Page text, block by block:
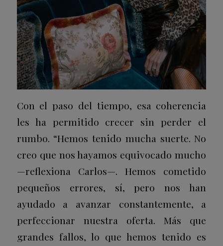
Con el paso del tiempo, esa coherencia
les ha permitido crecer sin perder el
rumbo. “Hemos tenido mucha suerte. No
creo que nos hayamos equivocado mucho
—reflexiona Carlos—. Hemos cometido
pequeños errores, sí, pero nos han
ayudado a avanzar constantemente, a
perfeccionar nuestra oferta. Más que
grandes fallos, lo que hemos tenido es